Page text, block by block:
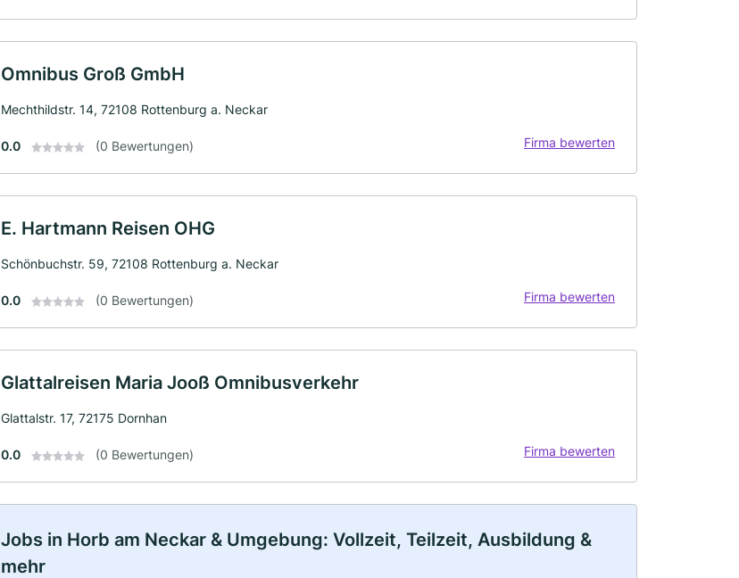
Omnibus Groß GmbH
Mechthildstr. 14, 72108 Rottenburg a. Neckar
0.0 (0 Bewertungen) Firma bewerten
E. Hartmann Reisen OHG
Schönbuchstr. 59, 72108 Rottenburg a. Neckar
0.0 (0 Bewertungen) Firma bewerten
Glattalreisen Maria Jooß Omnibusverkehr
Glattalstr. 17, 72175 Dornhan
0.0 (0 Bewertungen) Firma bewerten
Jobs in Horb am Neckar & Umgebung: Vollzeit, Teilzeit, Ausbildung &
mehr